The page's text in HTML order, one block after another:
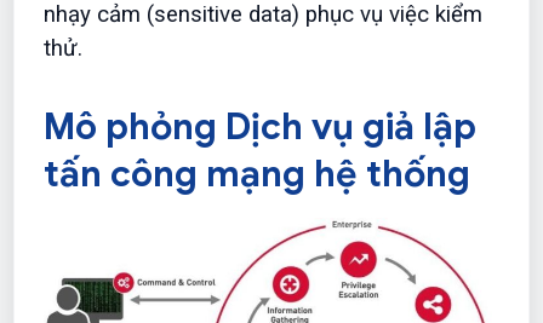
nhạy cảm (sensitive data) phục vụ việc kiểm
thử.
Mô phỏng Dịch vụ giả lập
tấn công mạng hệ thống